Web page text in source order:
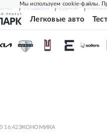
Мы используем cookie-файлы.
РГ-НЕДЕЛЯ РОДИНА
Легковые авто
16:42ЭКОНОМИКА